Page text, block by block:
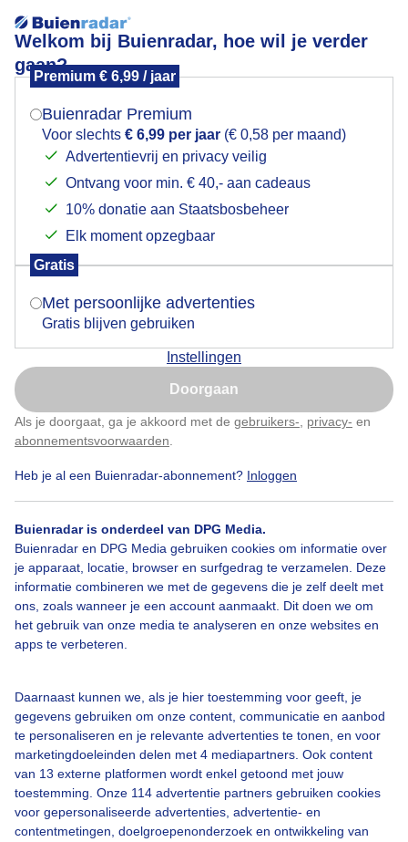
Welkom bij Buienradar, hoe wil je verder
gaan?
Premium € 6,99 / jaar
Buienradar Premium
Voor slechts € 6,99 per jaar (€ 0,58 per maand)
Advertentievrij en privacy veilig
Ontvang voor min. € 40,- aan cadeaus
10% donatie aan Staatsbosbeheer
Elk moment opzegbaar
Gratis
Met persoonlijke advertenties
Gratis blijven gebruiken
Instellingen
Doorgaan
Als je doorgaat, ga je akkoord met de gebruikers- privacy- en
abonnementsvoorwaarden
Heb je al een Buienradar-abonnement? Inloggen
Buienradar is onderdeel van DPG Media.
Buienradar en DPG Media gebruiken cookies om informatie over
je apparaat, locatie, browser en surfgedrag te verzamelen. Deze
informatie combineren we met de gegevens die je zelf deelt met
ons, zoals wanneer je een account aanmaakt. Dit doen we om
het gebruik van onze media te analyseren en onze websites en
apps te verbeteren.
Daarnaast kunnen we, als je hier toestemming voor geeft, je
gegevens gebruiken om onze content, communicatie en aanbod
te personaliseren en je relevante advertenties te tonen, en voor
marketingdoeleinden delen met 4 mediapartners. Ook content
van 13 externe platformen wordt enkel getoond met jouw
toestemming. Onze 114 advertentie partners gebruiken cookies
voor gepersonaliseerde advertenties, advertentie- en
contentmetingen, doelgroepenonderzoek en ontwikkeling van
Bewolking
Door: Ton Wesselius Gemaakt: 17-05-2026, 31x bekeken
Pleziervaart Fris Wolken
Bekijk slideshow
Over Buienradar
Mogen we je locatie gebruiken voor het
Indien je hier nog geen akkoord op hebt gegeven,
verschijnt er zo een pop-up uit je browser waarin
Is goed, toon de popup
Nu niet, misschien later
Klik hierom dit aan te passen